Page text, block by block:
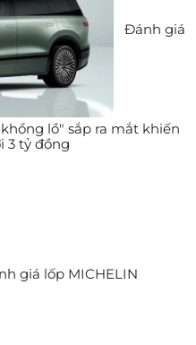
Đánh giá
lồ" sắp ra mắt khiến
3 tỷ đồng
giá lốp MICHELIN